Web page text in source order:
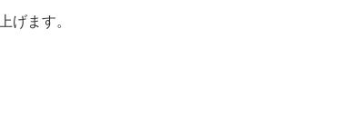
げます。